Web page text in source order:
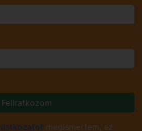
Feliratkozom
megismertem, az